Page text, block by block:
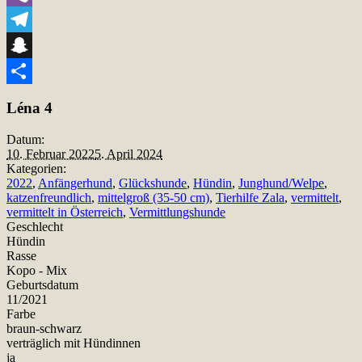
Viber
Telegram
Snapchat
Léna 4
Datum:
10. Februar 20225. April 2024
Kategorien:
2022, Anfängerhund, Glückshunde, Hündin, Junghund/Welpe,
katzenfreundlich, mittelgroß (35-50 cm), Tierhilfe Zala, vermittelt,
vermittelt in Österreich, Vermittlungshunde
Geschlecht
Hündin
Rasse
Kopo - Mix
Geburtsdatum
11/2021
Farbe
braun-schwarz
verträglich mit Hündinnen
ja